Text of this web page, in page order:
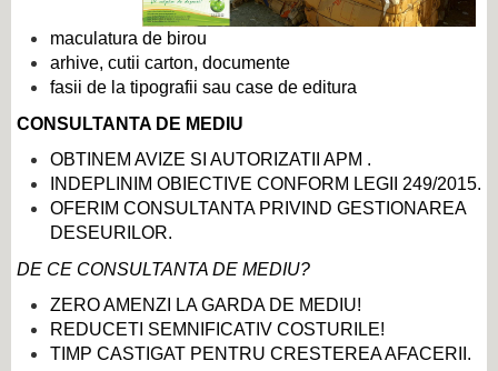
maculatura de birou
arhive, cutii carton, documente
fasii de la tipografii sau case de editura
CONSULTANTA DE MEDIU
OBTINEM AVIZE SI AUTORIZATII APM .
INDEPLINIM OBIECTIVE CONFORM LEGII 249/2015.
OFERIM CONSULTANTA PRIVIND GESTIONAREA
DESEURILOR.
DE CE CONSULTANTA DE MEDIU?
ZERO AMENZI LA GARDA DE MEDIU!
REDUCETI SEMNIFICATIV COSTURILE!
TIMP CASTIGAT PENTRU CRESTEREA AFACERII.